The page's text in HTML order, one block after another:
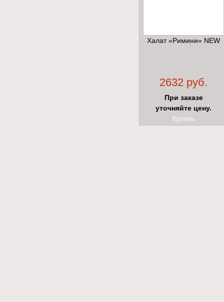
Халат «Римини» NEW
2632 руб.
При заказе
уточняйте цену.
Купить